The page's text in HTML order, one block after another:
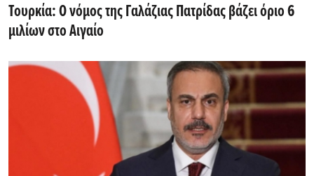
Τουρκία: O νόμος της Γαλάζιας Πατρίδας βάζει όριο 6
μιλίων στο Αιγαίο